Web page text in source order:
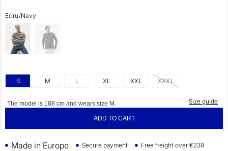
Ecru/Navy
S M L XL XXL XXXL
Size guide
The model is 188 cm and wears size M.
ADD TO CART
Made in Europe Secure payment Free freight over €239